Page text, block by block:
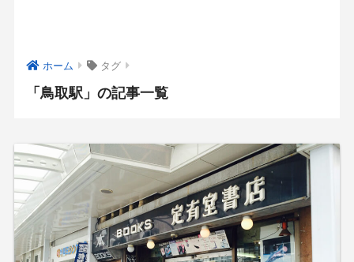
ホーム タグ
「鳥取駅」の記事一覧